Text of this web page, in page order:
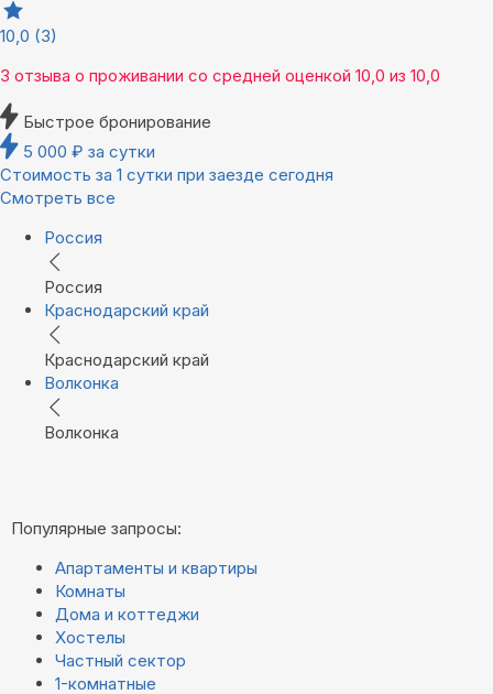
10,0 (3)
3 отзыва о проживании со средней оценкой 10,0 из 10,0
Быстрое бронирование
5 000 ₽ за сутки
Стоимость за 1 сутки при заезде сегодня
Смотреть все
Россия
Россия
Краснодарский край
Краснодарский край
Волконка
Волконка
Популярные запросы:
Апартаменты и квартиры
Комнаты
Дома и коттеджи
Хостелы
Частный сектор
1-комнатные